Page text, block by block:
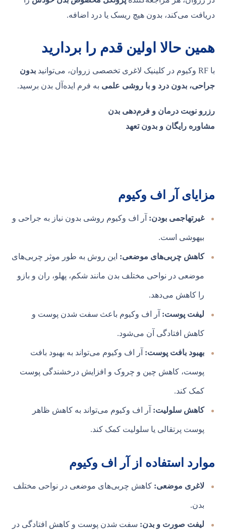
دریافت می‌کند، بدون هیچ ریسک یا درد اضافه.
همین حالا اولین قدم را بردارید
با RF وکیوم در کلینیک لاغری تخصصی زروان، می‌توانید
بدون
جراحی، بدون درد و با روشی علمی به فرم ایده‌آل بدن برسید.
رزرو نوبت درمان و فرم‌دهی بدن
مشاوره رایگان و بدون تعهد
مزایای آر اف وکیوم
غیرتهاجمی بودن: آر اف وکیوم روشی بدون نیاز به جراحی و
بیهوشی است.
کاهش چربی‌های موضعی: این روش به طور موثر چربی‌های
موضعی در نواحی مختلف بدن مانند شکم، پهلو، ران و بازو
را کاهش می‌دهد.
لیفت پوست: آر اف وکیوم باعث سفت شدن پوست و
کاهش افتادگی آن می‌شود.
بهبود بافت پوست: آر اف وکیوم می‌تواند به بهبود بافت
پوست، کاهش چین و چروک و افزایش درخشندگی پوست
کمک کند.
کاهش سلولیت: آر اف وکیوم می‌تواند به کاهش ظاهر
پوست پرتقالی یا سلولیت کمک کند.
موارد استفاده از آر اف وکیوم
لاغری موضعی: کاهش چربی‌های موضعی در نواحی مختلف
بدن.
لیفت صورت و بدن: سفت شدن پوست و کاهش افتادگی در